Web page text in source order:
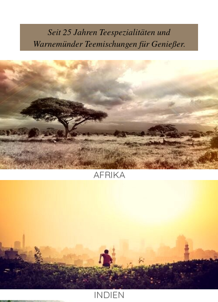
Seit 25 Jahren Teespezialitäten und
Warnemünder Teemischungen für Genießer.
AFRI­KA
INDI­EN